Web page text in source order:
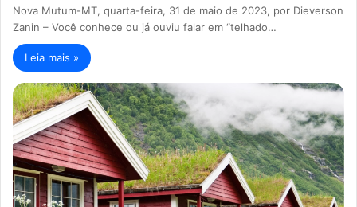
Nova Mutum-MT, quarta-feira, 31 de maio de 2023, por Dieverson
Zanin – Você conhece ou já ouviu falar em “telhado…
Leia mais »